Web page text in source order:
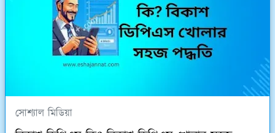
সোশ্যাল মিডিয়া